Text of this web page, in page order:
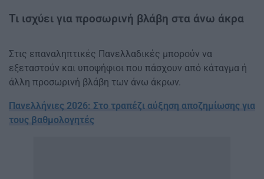
Τι ισχύει για προσωρινή βλάβη στα άνω άκρα
Στις επαναληπτικές Πανελλαδικές μπορούν να
εξεταστούν και υποψήφιοι που πάσχουν από κάταγμα ή
άλλη προσωρινή βλάβη των άνω άκρων.
Πανελλήνιες 2026: Στο τραπέζι αύξηση αποζημίωσης για
τους βαθμολογητές